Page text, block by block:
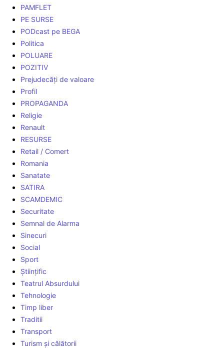
PAMFLET
PE SURSE
PODcast pe BEGA
Politica
POLUARE
POZITIV
Prejudecăți de valoare
Profil
PROPAGANDA
Religie
Renault
RESURSE
Retail / Comert
Romania
Sanatate
SATIRA
SCAMDEMIC
Securitate
Semnal de Alarma
Sinecuri
Social
Sport
Științific
Teatrul Absurdului
Tehnologie
Timp liber
Traditii
Transport
Turism și călătorii